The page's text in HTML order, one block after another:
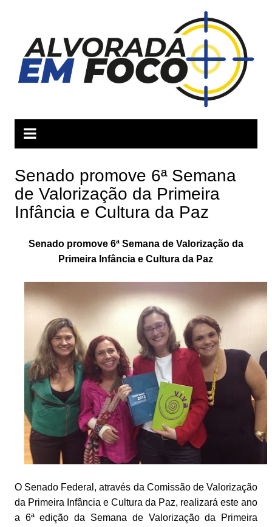
conteúdo
Senado promove 6ª Semana
de Valorização da Primeira
Infância e Cultura da Paz
Senado promove 6ª Semana de Valorização da
Primeira Infância e Cultura da Paz
O Senado Federal, através da Comissão de Valorização
da Primeira Infância e Cultura da Paz, realizará este ano
a 6ª edição da Semana de Valorização da Primeira